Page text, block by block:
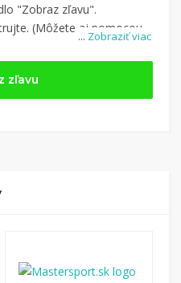
... Zobraziť viac
"Zobraz zľavu".
(Môžete aj pomocou
pomocou služby
500 obchodov).
(Následne
dať hneď vyplatiť
zľavu